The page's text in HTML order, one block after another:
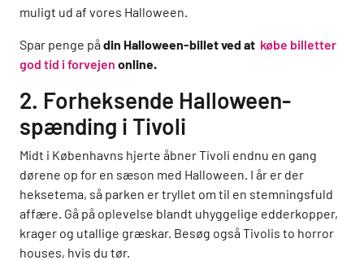
muligt ud af vores Halloween.
Spar penge pådin Halloween-billet ved at købe billetter
god tid i forvejen online.
2. Forheksende Halloween-
spænding i Tivoli
Midt i Københavns hjerte åbner Tivoli endnu en gang
dørene op for en sæson med Halloween. I år er der
heksetema, så parken er tryllet om til en stemningsfuld
affære. Gå på oplevelse blandt uhyggelige edderkopper,
krager og utallige græskar. Besøg også Tivolis to horror
houses, hvis du tør.